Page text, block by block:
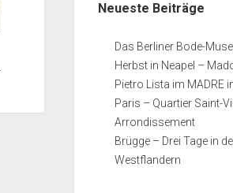
Neueste Beiträge
Das Berliner Bode-
Herbst in Neapel –
Pietro Lista im MADRE
Paris – Quartier Saint-
Arrondissement
Brügge – Drei Tage in
Westflandern